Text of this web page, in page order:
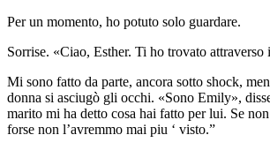
Per un momento, ho potuto solo guardare.
Sorrise. «Ciao, Esther. Ti ho trovato
Mi sono fatto da parte, ancora sotto shock,
donna si asciugò gli occhi. «Sono Emily»,
marito mi ha detto cosa hai fatto per lui. Se
forse non l’avremmo mai piu ‘ visto.”